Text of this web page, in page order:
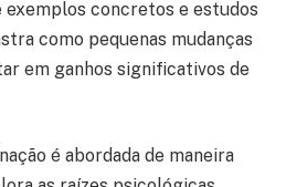
exemplos concretos e estudos
como pequenas mudanças
em ganhos significativos de
é abordada de maneira